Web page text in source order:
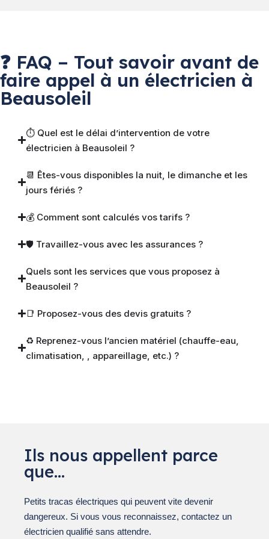
❓ FAQ – Tout savoir avant de
faire appel à un électricien à
Beausoleil
⏱ Quel est le délai d’intervention de votre
électricien à Beausoleil ?
📆 Êtes-vous disponibles la nuit, le dimanche et les
jours fériés ?
💰 Comment sont calculés vos tarifs ?
🛡 Travaillez-vous avec les assurances ?
Quels sont les services que vous proposez à
Beausoleil ?
📑 Proposez-vous des devis gratuits ?
♻️ Reprenez-vous l’ancien matériel (chauffe-eau,
climatisation, , appareillage, etc.) ?
Ils nous appellent parce
que…
Petits tracas électriques qui peuvent vite devenir
dangereux. Si vous vous reconnaissez, contactez un
électricien qualifié sans attendre.